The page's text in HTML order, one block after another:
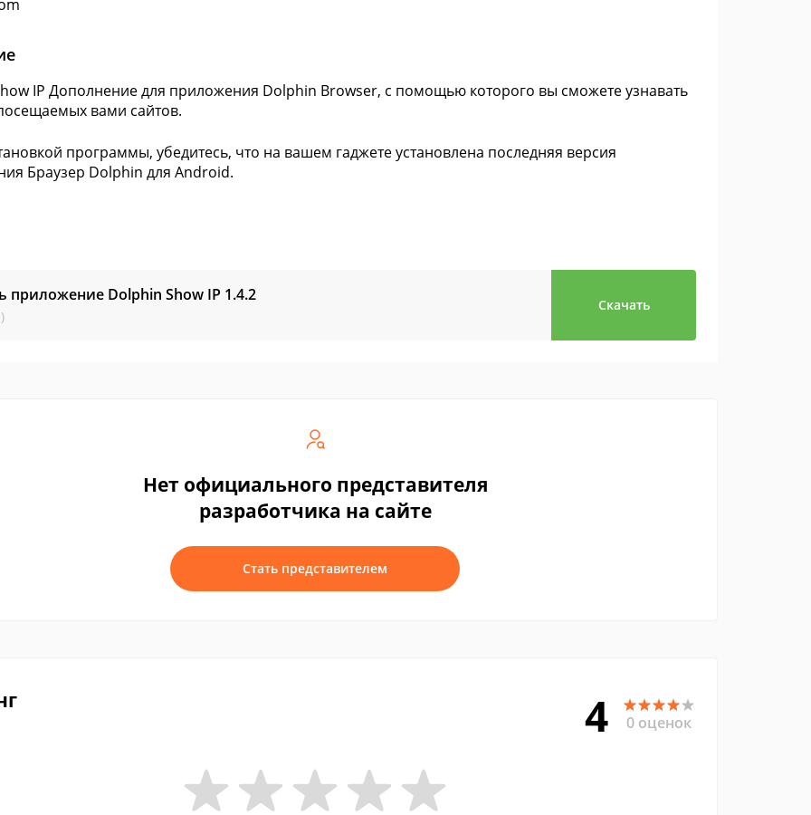
IP Дополнение для приложения Dolphin Browser, с помощью которого вы сможете узнавать
вами сайтов.
программы, убедитесь, что на вашем гаджете установлена последняя версия
Браузер Dolphin для Android.
приложение Dolphin Show IP 1.4.2
Скачать
Нет официального представителя
разработчика на сайте
Стать представителем
4 0 оценок